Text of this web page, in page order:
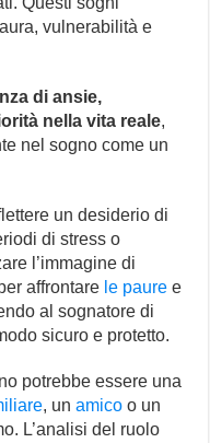
vulnerabilità e
di ansie,
nella vita reale,
nel sogno come un
un desiderio di
di stress o
l’immagine di
affrontare le paure e
al sognatore di
sicuro e protetto.
potrebbe essere una
, unamico o un
L’analisi del ruolo